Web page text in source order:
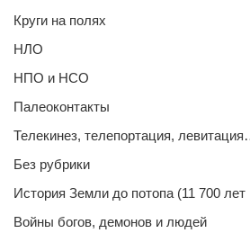
Круги на полях
НЛО
НПО и НСО
Палеоконтакты
Телекинез, телепортация,
Без рубрики
История Земли до потопа (11 700 лет
Войны богов, демонов и людей